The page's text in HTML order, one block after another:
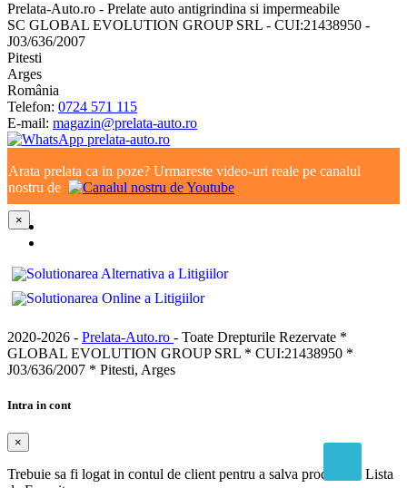
Prelata-Auto.ro - Prelate auto antigrindina si impermeabile
SC GLOBAL EVOLUTION GROUP SRL - CUI:21438950 -
J03/636/2007
Pitesti
Arges
România
Telefon: 0724 571 115
E-mail: magazin@prelata-auto.ro
Arata prelata ca in poze? Urmareste video-uri reale pe canalul
nostru de
×
2020-2026 - Prelata-Auto.ro - Toate Drepturile Rezervate *
GLOBAL EVOLUTION GROUP SRL * CUI:21438950 *
J03/636/2007 * Pitesti, Arges
Intra in cont
×
Trebuie sa fi logat in contul de client pentru a salva produse in Lista